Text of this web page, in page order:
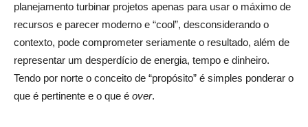
planejamento turbinar projetos apenas para usar o máximo de
recursos e parecer moderno e “cool”, desconsiderando o
contexto, pode comprometer seriamente o resultado, além de
representar um desperdício de energia, tempo e dinheiro.
Tendo por norte o conceito de “propósito” é simples ponderar o
que é pertinente e o que é over.